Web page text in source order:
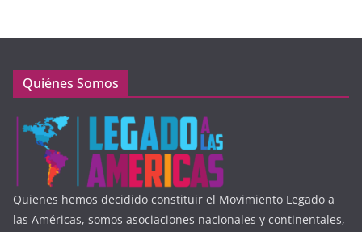
Quiénes Somos
Quienes hemos decidido constituir el Movimiento Legado a
las Américas, somos asociaciones nacionales y continentales,